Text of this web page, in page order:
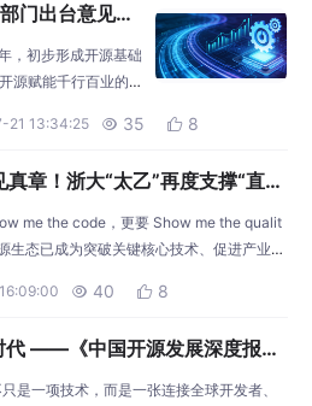
门出台意见，
初步形成开源基础
源赋能千行百业的
个，打造高水平开源
开源应用标杆100个
设高地。 &nbsp
21 13:34:25  35  8
章！浙大“太乙”再度支撑“直通
动开源贡献从“数量评价”走向
me the code，更要 Show me the qualit
生态已成为突破关键核心技术、促进产业协
过真实开源项目、真实社区协作和真实贡献
 40  8
代 ——《中国开源发展深度报告
是一项技术，而是一张连接全球开发者、